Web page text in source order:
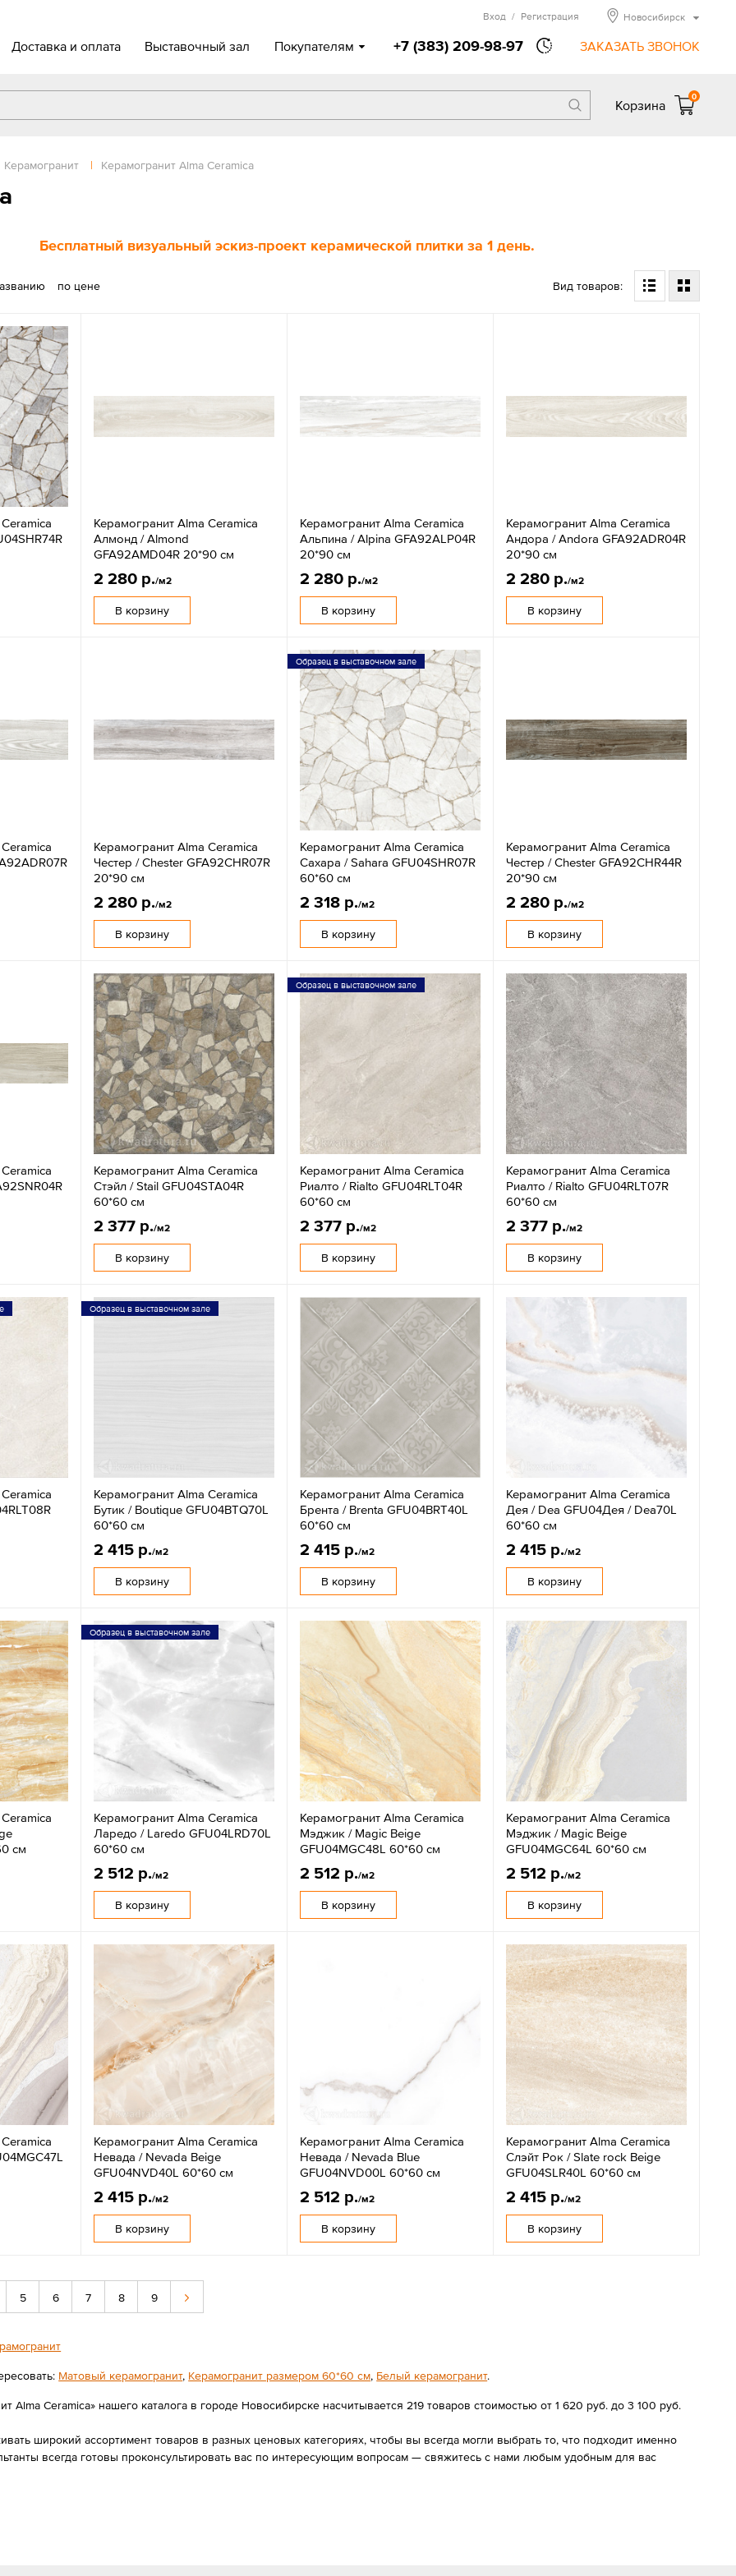
Доставка и оплата Выставочный зал Покупателям +7 (383) 209-98-97 ЗАКАЗАТЬ ЗВОНОК
Вход / Регистрация Новосибирск
Корзина
0
Керамогранит | Керамогранит Alma Ceramica
Бесплатный визуальный эскиз-проект керамической плитки за 1 день.
по цене Вид товаров:
Керамогранит Alma Ceramica
Алмонд / Almond
GFA92AMD04R 20*90 см
2 280 р./м2
В корзину
Керамогранит Alma Ceramica
Альпина / Alpina GFA92ALP04R
20*90 см
2 280 р./м2
В корзину
Керамогранит Alma Ceramica
Андора / Andora GFA92ADR04R
20*90 см
2 280 р./м2
В корзину
Керамогранит Alma Ceramica
Честер / Chester GFA92CHR07R
20*90 см
2 280 р./м2
В корзину
Образец в выставочном зале
Керамогранит Alma Ceramica
Сахара / Sahara GFU04SHR07R
60*60 см
2 318 р./м2
В корзину
Керамогранит Alma Ceramica
Честер / Chester GFA92CHR44R
20*90 см
2 280 р./м2
В корзину
Керамогранит Alma Ceramica
Стэйл / Stail GFU04STA04R
60*60 см
2 377 р./м2
В корзину
Образец в выставочном зале
Керамогранит Alma Ceramica
Риалто / Rialto GFU04RLT04R
60*60 см
2 377 р./м2
В корзину
Керамогранит Alma Ceramica
Риалто / Rialto GFU04RLT07R
60*60 см
2 377 р./м2
В корзину
Образец в выставочном зале
Керамогранит Alma Ceramica
Бутик / Boutique GFU04BTQ70L
60*60 см
2 415 р./м2
В корзину
Керамогранит Alma Ceramica
Брента / Brenta GFU04BRT40L
60*60 см
2 415 р./м2
В корзину
Керамогранит Alma Ceramica
Дея / Dea GFU04Дея / Dea70L
60*60 см
2 415 р./м2
В корзину
см
Образец в выставочном зале
Керамогранит Alma Ceramica
Ларедо / Laredo GFU04LRD70L
60*60 см
2 512 р./м2
В корзину
Керамогранит Alma Ceramica
Мэджик / Magic Beige
GFU04MGC48L 60*60 см
2 512 р./м2
В корзину
Керамогранит Alma Ceramica
Мэджик / Magic Beige
GFU04MGC64L 60*60 см
2 512 р./м2
В корзину
Керамогранит Alma Ceramica
Невада / Nevada Beige
GFU04NVD40L 60*60 см
2 415 р./м2
В корзину
Керамогранит Alma Ceramica
Невада / Nevada Blue
GFU04NVD00L 60*60 см
2 512 р./м2
В корзину
Керамогранит Alma Ceramica
Слэйт Рок / Slate rock Beige
GFU04SLR40L 60*60 см
2 415 р./м2
В корзину
5 6 7 8 9
Матовый керамогранит, Керамогранит размером 60*60 см, Белый керамогранит.
Alma Ceramica» нашего каталога в городе Новосибирске насчитывается 219 товаров стоимостью от 1 620 руб. до 3 100 руб.
широкий ассортимент товаров в разных ценовых категориях, чтобы вы всегда могли выбрать то, что подходит именно
всегда готовы проконсультировать вас по интересующим вопросам — свяжитесь с нами любым удобным для вас